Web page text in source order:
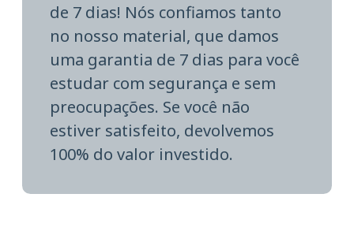
de 7 dias! Nós confiamos tanto
no nosso material, que damos
uma garantia de 7 dias para você
estudar com segurança e sem
preocupações. Se você não
estiver satisfeito, devolvemos
100% do valor investido.